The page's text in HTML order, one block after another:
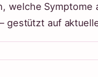
welche
gestützt auf